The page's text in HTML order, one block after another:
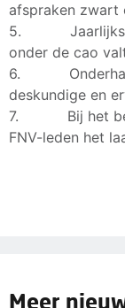
afspraken zwart
5. Jaarlijkse
onder de cao
6.
deskundige en
7. Bij het
FNV-leden het
Meer